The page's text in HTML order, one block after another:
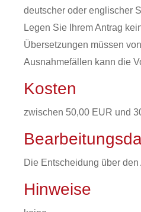
deutscher oder englischer
Legen Sie Ihrem Antrag
Übersetzungen müssen
Ausnahmefällen kann die
Kosten
zwischen 50,00 EUR und
Die Entscheidung über
Hinweise